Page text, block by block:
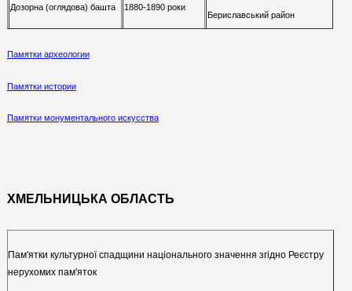
Дозорна (оглядова) башта 1880-1890 роки
Бериславський район
(Веселівська сільська рада)
Памятки археологии
Памятки истории
Памятки монументального искусства
ХМЕЛЬНИЦЬКА ОБЛАСТЬ
Пам'ятки культурної спадщини національного значення згідно Реєстру
нерухомих пам'яток